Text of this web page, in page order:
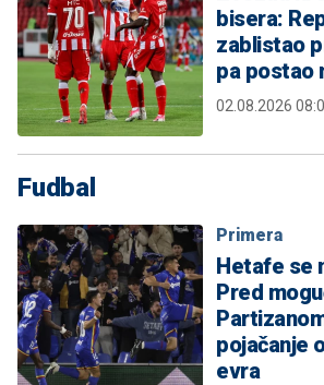
bisera:
zablistao
pa postao
02.08.2026
Fudbal
Primera
Hetafe se
Pred
pojačanje
evra